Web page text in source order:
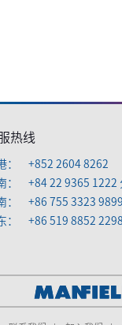
热线
：
+852 2604 8262
：
+84 22 9365 1222
：
+86 755 3323
：
+86 519 8852